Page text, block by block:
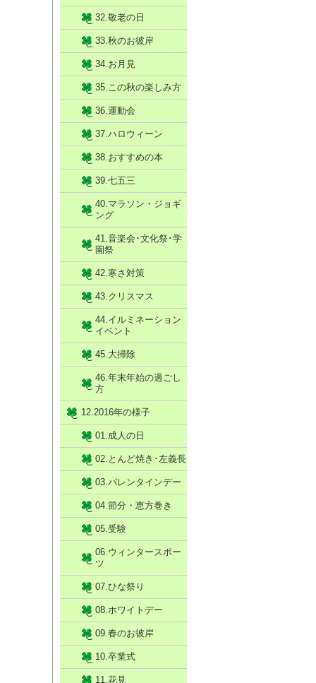
32.敬老の日
33.秋のお彼岸
34.お月見
35.この秋の楽しみ方
36.運動会
37.ハロウィーン
38.おすすめの本
39.七五三
40.マラソン・ジョギ
ング
41.音楽会･文化祭･学
園祭
42.寒さ対策
43.クリスマス
44.イルミネーション
イベント
45.大掃除
46.年末年始の過ごし
方
12.2016年の様子
01.成人の日
02.とんど焼き･左義長
03.バレンタインデー
04.節分・恵方巻き
05.受験
06.ウィンタースポー
ツ
07.ひな祭り
08.ホワイトデー
09.春のお彼岸
10.卒業式
11.花見